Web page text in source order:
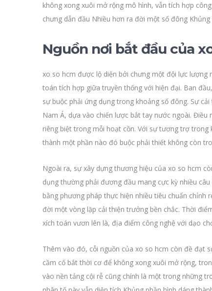
không xong xuôi mở rộng mô hình, vẫn tích hợp
chưng dẫn đầu Nhiều hơn ra đời một số đông
Nguồn nơi bắt đầu của
xo so hcm được lộ diện bởi chưng một đội lực lượng
toán tích hợp giữa truyền thống với hiện đại. Ban
sự buộc phải ứng dụng trong khoảng số đông. Sự
Nam Á, dựa vào chiến lược bắt tay nước ngoài.
riêng biệt trong mỗi hoạt cồn. Với sự tương trợ
thành một phần nào đó buộc phải thiết không còn
Ngoài ra, sự xây dựng thương hiệu của xo so hcm
dụng thường phải đương đầu mang cực kỳ nhiều
bằng phương pháp thực hiện nhiều tiêu chuẩn
đời một vòng lặp cải thiện trưởng bền chắc. Thời
xích toán vươn lên là, địa điểm công nghệ với dạo
Thêm vào đó, cỗi nguồn của xo so hcm còn đề đạt
cầm cố bắt thời cơ để không xong xuôi mở rộng,
vào nền tảng cội rễ cũng chính là một trong những